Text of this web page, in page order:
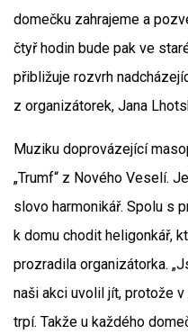
domečku zahrajeme a
čtyř hodin bude pak ve
přibližuje rozvrh
z organizátorek, Jana
Muziku doprovázející
„Trumf“ z Nového Veselí.
slovo harmonikář. Spolu s
k domu chodit heligonkář,
prozradila organizátorka.
naši akci uvolil jít, protože
trpí. Takže u každého